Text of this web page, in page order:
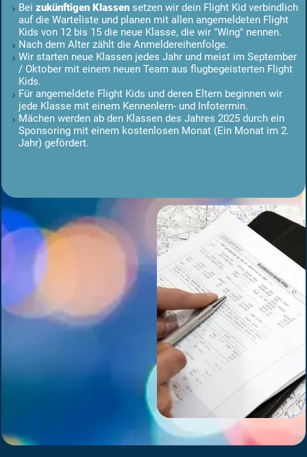
Bei zukünftigen Klassen setzen wir dein Flight Kid verbindlich
auf die Warteliste und planen mit allen angemeldeten Flight
Kids von 12 bis 15 die neue Klasse, die wir "Wing" nennen.
Nach dem Alter zählt die Anmeldereihenfolge.
Wir starten neue Klassen jedes Jahr und meist im September
/ Oktober mit einem neuen Team aus flugbegeisterten Flight
Kids.
Für angemeldete Flight Kids und deren Eltern beginnen wir
jede Klasse mit einem Kennenlern- und Infotermin.
Mächen werden ab den Klassen des Jahres 2025 durch ein
Sponsoring mit einem kostenlosen Monat (Ein Monat im 2.
Jahr) gefördert.